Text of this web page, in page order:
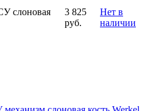
слоновая
3 825
руб.
Нет в
наличии